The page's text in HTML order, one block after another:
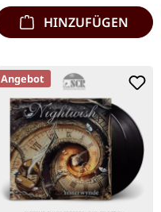
HINZUFÜGEN
Angebot